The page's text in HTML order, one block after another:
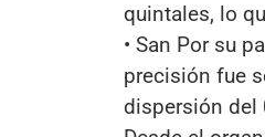
quintales, lo
• San Por su
precisión fue
dispersión del